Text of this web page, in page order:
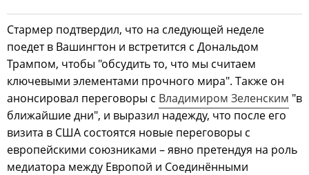
Стармер подтвердил, что на следующей неделе
поедет в Вашингтон и встретится с Дональдом
Трампом, чтобы "обсудить то, что мы считаем
ключевыми элементами прочного мира". Также он
анонсировал переговоры с Владимиром Зеленским "в
ближайшие дни", и выразил надежду, что после его
визита в США состоятся новые переговоры с
европейскими союзниками – явно претендуя на роль
медиатора между Европой и Соединёнными